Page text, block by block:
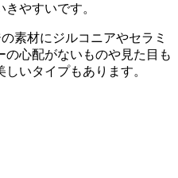
やすいです。
素材にジルコニアやセラミ
の心配がないものや見た目も
いタイプもあります。